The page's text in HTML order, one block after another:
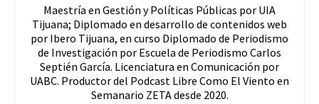
Maestría en Gestión y Políticas Públicas por UIA
Tijuana; Diplomado en desarrollo de contenidos web
por Ibero Tijuana, en curso Diplomado de Periodismo
de Investigación por Escuela de Periodismo Carlos
Septién García. Licenciatura en Comunicación por
UABC. Productor del Podcast Libre Como El Viento en
Semanario ZETA desde 2020.